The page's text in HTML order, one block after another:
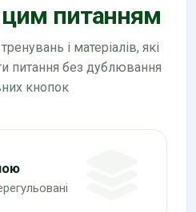
цим питанням
і матеріалів, які
питання без дублювання
кнопок